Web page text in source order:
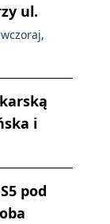
ul.
i
pod